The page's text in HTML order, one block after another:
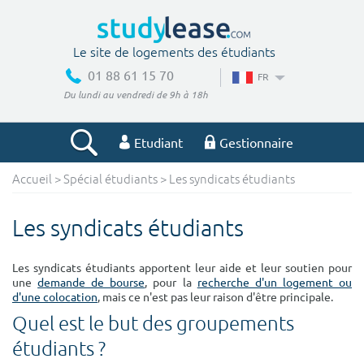
Le site de logements des étudiants
01 88 61 15 70
Du lundi au vendredi de 9h à 18h
FR
Etudiant Gestionnaire
Votre recherche
Ville, école
Budget min Budget max
Accueil >Spécial étudiants > Les syndicats étudiants
Les syndicats étudiants
Les syndicats étudiants apportent leur aide et leur soutien pour
unedemande de bourse, pour la recherche d'un logement ou
d'une colocation, mais ce n'est pas leur raison d'être principale.
Quel est le but des groupements
étudiants ?